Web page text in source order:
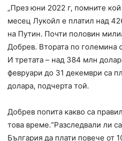
„През юни 2022 г, помните
месец Лукойл е платил над
на Путин. Почти половин
Добрев. Втората по големина
И третата – над 384 млн
февруари до 31 декември са
долара, подчерта той.
Добрев попита какво са
това време.“Разследвали ли
България да плати повече от